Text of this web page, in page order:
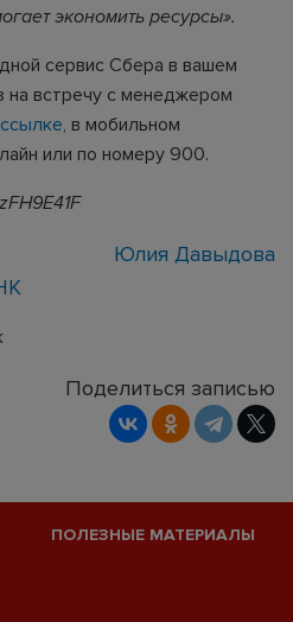
экономить ресурсы».
сервис Сбера в вашем
на встречу с менеджером
, в мобильном
или по номеру 900.
Юлия Давыдова
Поделиться записью
ПОЛЕЗНЫЕ МАТЕРИАЛЫ